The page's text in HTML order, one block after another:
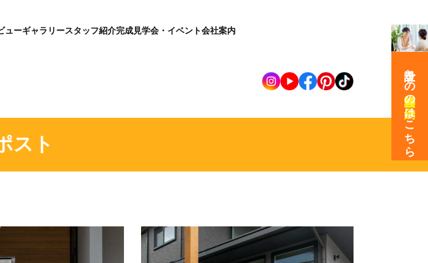
ューギャラリースタッフ紹介完成見学会・イベント会社案内
スト
設計士との
の
はこちら